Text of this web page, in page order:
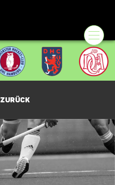
Zurück